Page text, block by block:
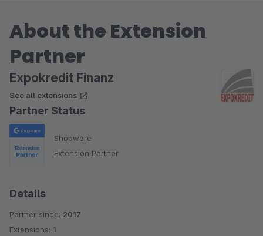
About the Extension
Partner
Expokredit Finanz
See all extensions
Partner Status
Shopware
Extension Partner
Details
Partner since: 2017
Extensions: 1